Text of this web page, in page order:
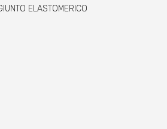
ELASTOMERICO